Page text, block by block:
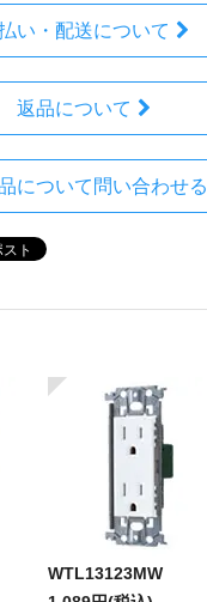
い・配送について
返品について
について問い合わせる
WTL13123MW